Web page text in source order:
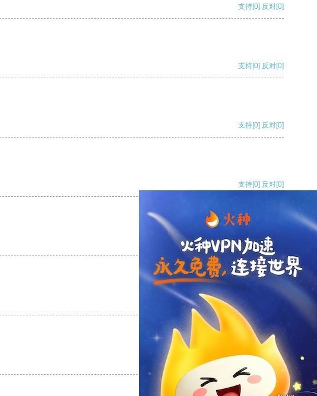
支持[0] 反对[0]
支持[0] 反对[0]
支持[0] 反对[0]
支持[0] 反对[0]
支持[0] 反对
支持
反对 [0]